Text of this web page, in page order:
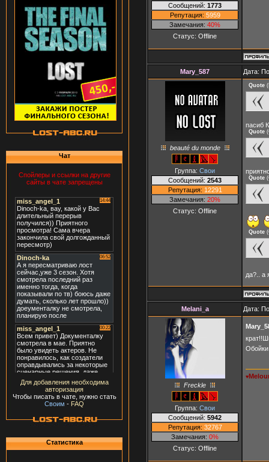
Чат
Спойлеры и ссылки на другие
сайты в чате запрещены
Для добавления необходима
авторизация
Чтобы писать в чате, нужно стать
Своим - FAQ
Статистика
Сообщений: 1773
Репутация: 5959
Замечания: 40%
Статус: Offline
Mary_587 Дата:
beauté du monde
Группа: Свои
Сообщений: 2543
Репутация: 12291
Замечания: 20%
Статус: Offline
Quote (
пасиб
Quote (
Quote (
Quote (
да?.. а
Melani_a Дата:
Freckle
Группа: Свои
Сообщений: 5942
Репутация: 32767
Замечания: 0%
Статус: Offline
♥